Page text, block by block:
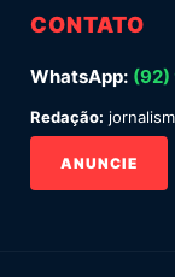
CONTATO
WhatsApp: (92)
Redação:
ANUNCIE